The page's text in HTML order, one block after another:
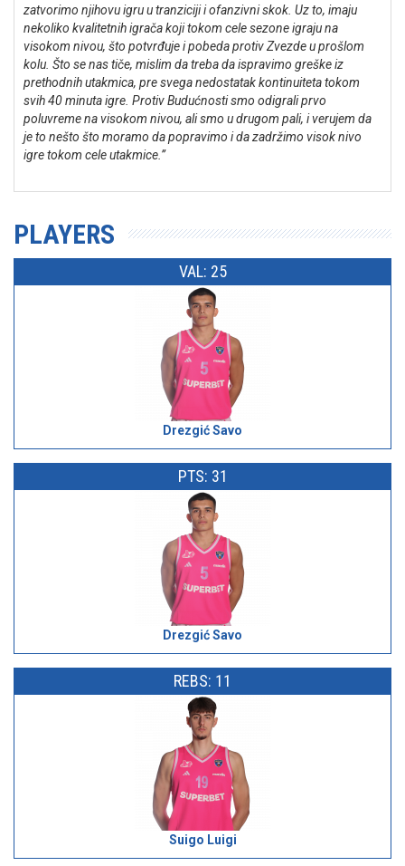
zatvorimo njihovu igru u tranziciji i ofanzivni skok. Uz to, imaju
nekoliko kvalitetnih igrača koji tokom cele sezone igraju na
visokom nivou, što potvrđuje i pobeda protiv Zvezde u prošlom
kolu. Što se nas tiče, mislim da treba da ispravimo greške iz
prethodnih utakmica, pre svega nedostatak kontinuiteta tokom
svih 40 minuta igre. Protiv Budućnosti smo odigrali prvo
poluvreme na visokom nivou, ali smo u drugom pali, i verujem da
je to nešto što moramo da popravimo i da zadržimo visok nivo
igre tokom cele utakmice.”
PLAYERS
VAL: 25
Drezgić Savo
PTS: 31
Drezgić Savo
REBS: 11
Suigo Luigi